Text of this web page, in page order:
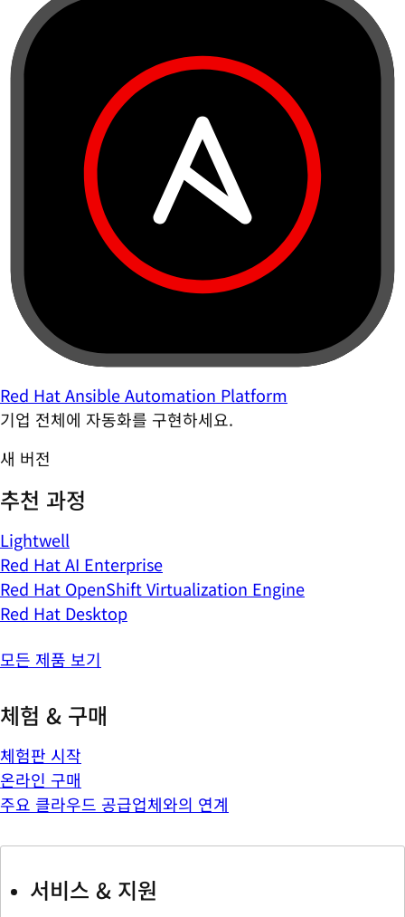
Red Hat Ansible Automation Platform
기업 전체에 자동화를 구현하세요.
새 버전
추천 과정
Lightwell
Red Hat AI Enterprise
Red Hat OpenShift Virtualization Engine
Red Hat Desktop
모든 제품 보기
체험 & 구매
체험판 시작
온라인 구매
주요 클라우드 공급업체와의 연계
서비스 & 지원